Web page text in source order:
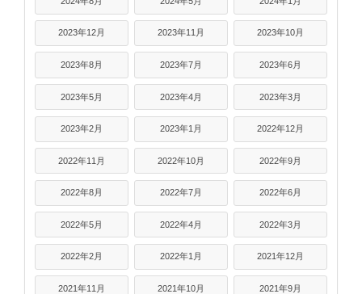
2023年12月 2023年11月 2023年10月
2023年8月 2023年7月 2023年6月
2023年5月 2023年4月 2023年3月
2023年2月 2023年1月 2022年12月
2022年11月 2022年10月 2022年9月
2022年8月 2022年7月 2022年6月
2022年5月 2022年4月 2022年3月
2022年2月 2022年1月 2021年12月
2021年11月 2021年10月 2021年9月